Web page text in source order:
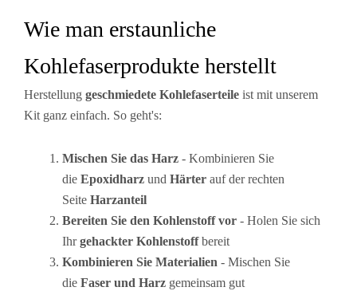
Wie man erstaunliche
Kohlefaserprodukte herstellt
Herstellung geschmiedete Kohlefaserteile ist mit unserem
Kit ganz einfach. So geht's:
Mischen Sie das Harz - Kombinieren Sie
die Epoxidharz und Härter auf der rechten
Seite Harzanteil
Bereiten Sie den Kohlenstoff vor - Holen Sie sich
Ihrgehackter Kohlenstoffbereit
Kombinieren Sie Materialien - Mischen Sie
die Faser und Harz gemeinsam gut